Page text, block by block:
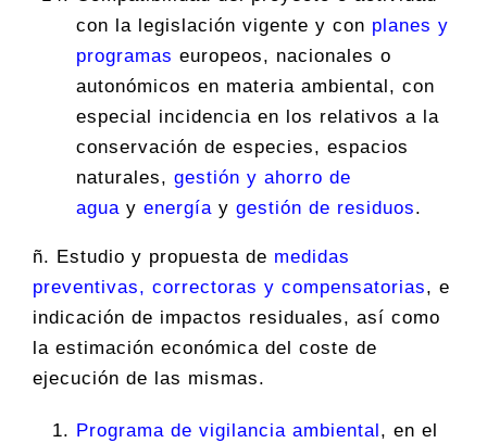
con la legislación vigente y con planes y
programas europeos, nacionales o
autonómicos en materia ambiental, con
especial incidencia en los relativos a la
conservación de especies, espacios
naturales, gestión y ahorro de
agua y energíay gestión de residuos.
ñ. Estudio y propuesta de medidas
preventivas, correctoras y compensatorias, e
indicación de impactos residuales, así como
la estimación económica del coste de
ejecución de las mismas.
Programa de vigilancia ambiental , en el